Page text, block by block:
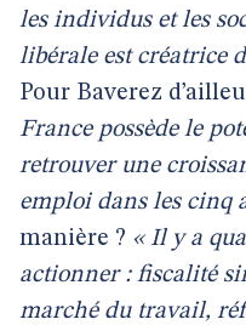
les individus et les
libérale est créatrice
Pour Baverez
France possède le
retrouver une
emploi dans les cinq
manière ? « Il y a
actionner : fiscalité
marché du travail,